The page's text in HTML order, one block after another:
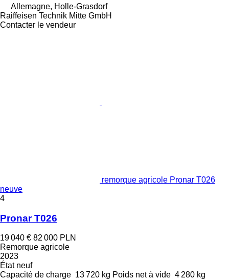
Allemagne, Holle-Grasdorf
Raiffeisen Technik Mitte GmbH
Contacter le vendeur
remorque agricole Pronar T026
neuve
4
Pronar T026
19 040 € 82 000 PLN
Remorque agricole
2023
Étatneuf
Capacité de charge 13 720 kg Poids net à vide 4 280 kg